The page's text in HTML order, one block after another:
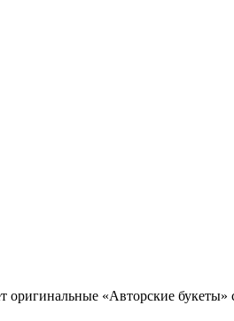
оригинальные «Авторские